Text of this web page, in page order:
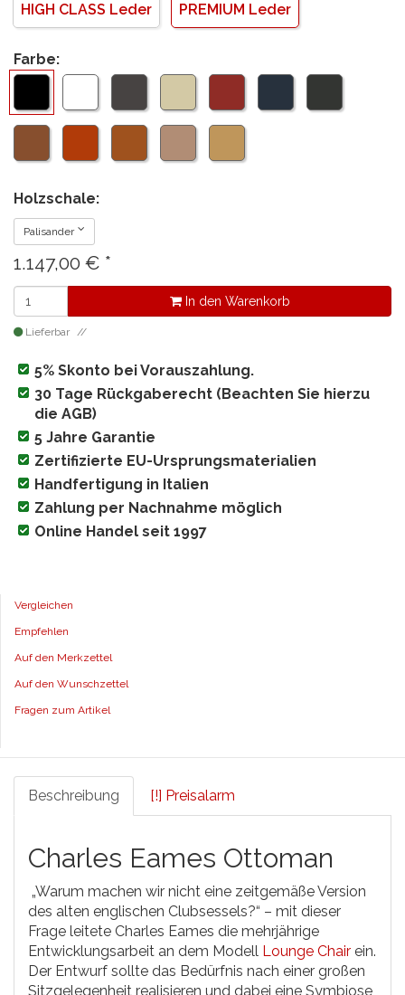
HIGH CLASS Leder
PREMIUM Leder
Farbe:
Holzschale:
Palisander
1.147,00 € *
In den Warenkorb
Lieferbar
5% Skonto bei Vorauszahlung.
30 Tage Rückgaberecht (Beachten Sie hierzu
die AGB)
5 Jahre Garantie
Zertifizierte EU-Ursprungsmaterialien
Handfertigung in Italien
Zahlung per Nachnahme möglich
Online Handel seit 1997
Vergleichen
Empfehlen
Auf den Merkzettel
Auf den Wunschzettel
Fragen zum Artikel
Beschreibung [!] Preisalarm
Charles Eames Ottoman
„Warum machen wir nicht eine zeitgemäße Version
des alten englischen Clubsessels?“ – mit dieser
Frage leitete Charles Eames die mehrjährige
Entwicklungsarbeit an dem Modell Lounge Chair ein.
Der Entwurf sollte das Bedürfnis nach einer großen
Sitzgelegenheit realisieren und dabei eine Symbiose